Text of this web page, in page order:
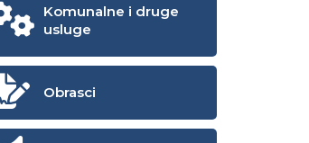
Komunalne i druge
usluge
Obrasci